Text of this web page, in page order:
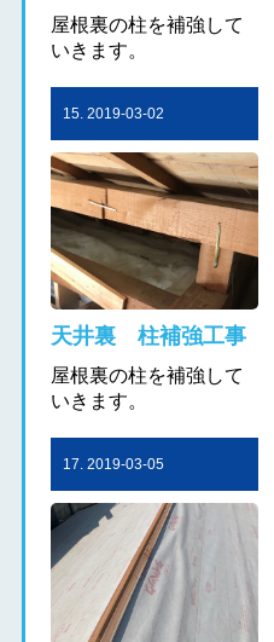
屋根裏の柱を補強して
いきます。
15. 2019-03-02
天井裏 柱補強工事
屋根裏の柱を補強して
いきます。
17. 2019-03-05